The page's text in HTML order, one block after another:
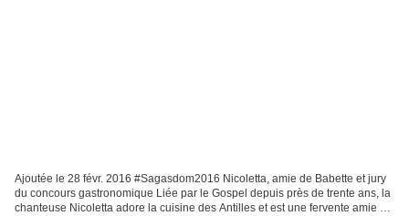
Ajoutée le 28 févr. 2016 #Sagasdom2016 Nicoletta, amie de Babette et jury
du concours gastronomique Liée par le Gospel depuis près de trente ans, la
chanteuse Nicoletta adore la cuisine des Antilles et est une fervente amie de